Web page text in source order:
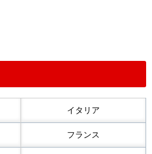
イタリア
フランス